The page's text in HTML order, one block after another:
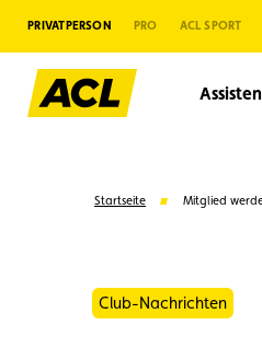
PRIVATPERSON PRO ACL SPORT
Startseite Mitglied
Club-Nachrichten